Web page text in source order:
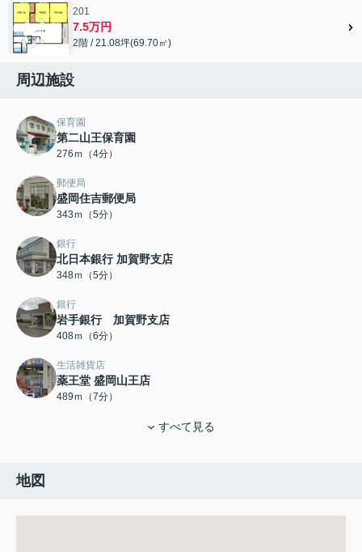
201
7.5万円
2階 / 21.08坪(69.70㎡)
周辺施設
保育園
第二山王保育園
276ｍ（4分）
郵便局
盛岡住吉郵便局
343ｍ（5分）
銀行
北日本銀行 加賀野支店
348ｍ（5分）
銀行
岩手銀行 加賀野支店
408ｍ（6分）
生活雑貨店
薬王堂 盛岡山王店
489ｍ（7分）
すべて見る
地図